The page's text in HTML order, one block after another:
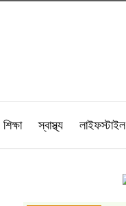
শিক্ষা স্বাস্থ্য লাইফস্টাইল